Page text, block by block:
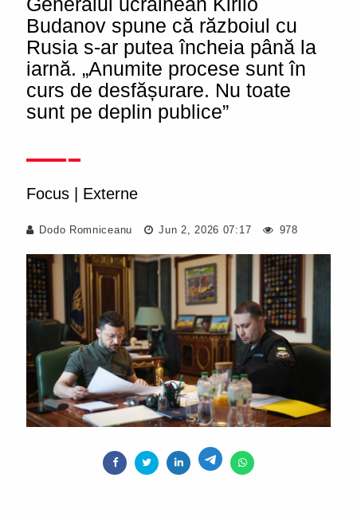
Budanov spune că războiul cu
Rusia s-ar putea încheia până la
iarnă. „Anumite procese sunt în
curs de desfășurare. Nu toate
sunt pe deplin publice”
Focus Externe
Dodo Romniceanu Jun 2, 2026 07:17 978